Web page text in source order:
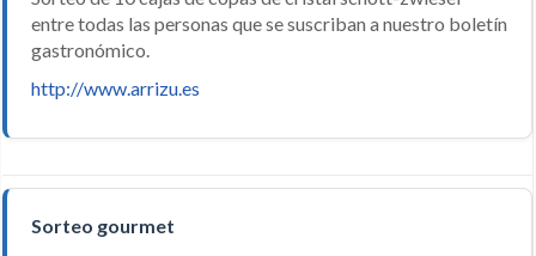
entre todas las personas que se suscriban a nuestro boletín
gastronómico.
http://www.arrizu.es
Sorteo gourmet